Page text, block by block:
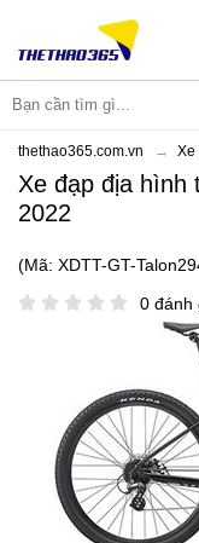
thethao365.com.vn Xe
Xe đạp địa hình
2022
(Mã: XDTT-GT-
0 đánh